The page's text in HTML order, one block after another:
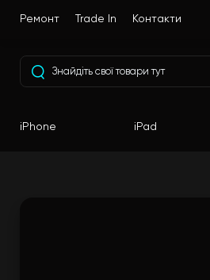
Ремонт Trade In Контакти
iPhone iPad